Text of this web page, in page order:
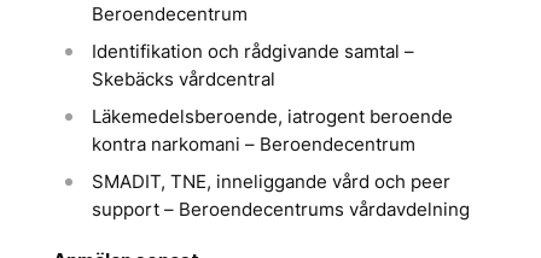
Beroendecentrum
Identifikation och rådgivande samtal –
Skebäcks vårdcentral
Läkemedelsberoende, iatrogent beroende
kontra narkomani – Beroendecentrum
SMADIT, TNE, inneliggande vård och peer
support – Beroendecentrums vårdavdelning